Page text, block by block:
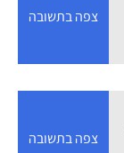
צפה בתשובה
צפה בתשובה